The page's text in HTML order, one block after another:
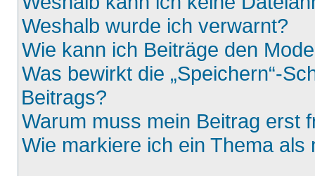
Weshalb wurde ich verwarnt?
Wie kann ich Beiträge den
Was bewirkt die „Speichern“-
Beitrags?
Warum muss mein Beitrag erst
Wie markiere ich ein Thema als